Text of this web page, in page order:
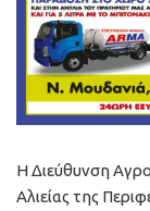
Η Διεύθυνση
Αλιείας της